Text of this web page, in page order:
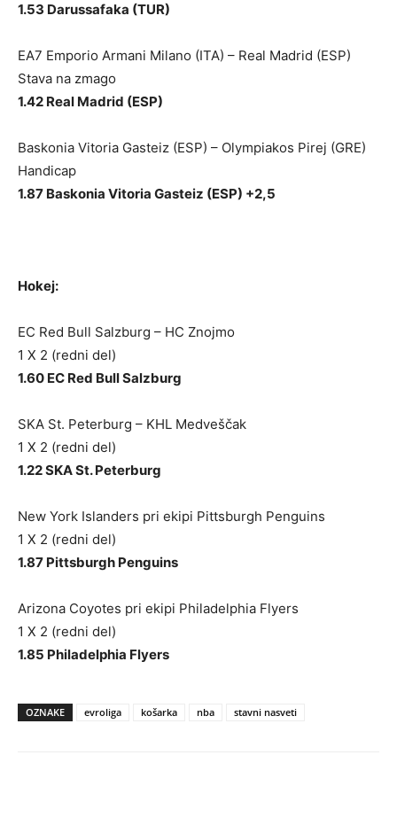
1.53 Darussafaka (TUR)
EA7 Emporio Armani Milano (ITA) – Real Madrid (ESP)
Stava na zmago
1.42 Real Madrid (ESP)
Baskonia Vitoria Gasteiz (ESP) – Olympiakos Pirej (GRE)
Handicap
1.87 Baskonia Vitoria Gasteiz (ESP) +2,5
Hokej:
EC Red Bull Salzburg – HC Znojmo
1 X 2 (redni del)
1.60 EC Red Bull Salzburg
SKA St. Peterburg – KHL Medveščak
1 X 2 (redni del)
1.22 SKA St. Peterburg
New York Islanders pri ekipi Pittsburgh Penguins
1 X 2 (redni del)
1.87 Pittsburgh Penguins
Arizona Coyotes pri ekipi Philadelphia Flyers
1 X 2 (redni del)
1.85 Philadelphia Flyers
OZNAKE evroliga košarka nba stavni nasveti